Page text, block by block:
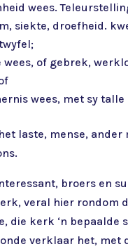
wees.
siekte, droefheid.
wees, of gebrek,
wees, met sy talle
laste, mense, ander
broers en
veral hier rondom
die kerk ‘n bepaalde
verklaar het, met